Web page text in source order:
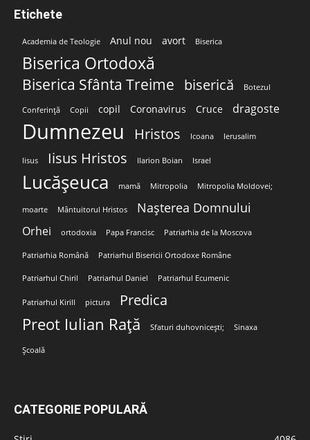
Etichete
Academia de Teologie Anul nou avort Biserica
Biserica Ortodoxă
Biserica Sfânta Treime biserică Botezul
Conferință Copii copil Coronavirus Cruce dragoste
Dumnezeu Hristos Icoana Ierusalim
Iisus Iisus Hristos Ilarion Boian Israel
Lucășeuca mamă Mitropolia Mitropolia Moldovei;
moarte Mântuitorul Hristos Nașterea Domnului
Orhei ortodoxia Papa Francisc Patriarhia de la Moscova
Patriarhia Română Patriarhul Bisericii Ortodoxe Române
Patriarhul Chiril Patriarhul Daniel Patriarhul Ecumenic
Patriarhul Kirill pictura Predica
Preot Iulian Rață Sfaturi duhovnicești; Sinaxa
Școală
CATEGORIE POPULARĂ